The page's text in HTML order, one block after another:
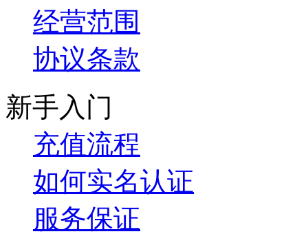
经营范围
协议条款
新手入门
充值流程
如何实名认证
服务保证